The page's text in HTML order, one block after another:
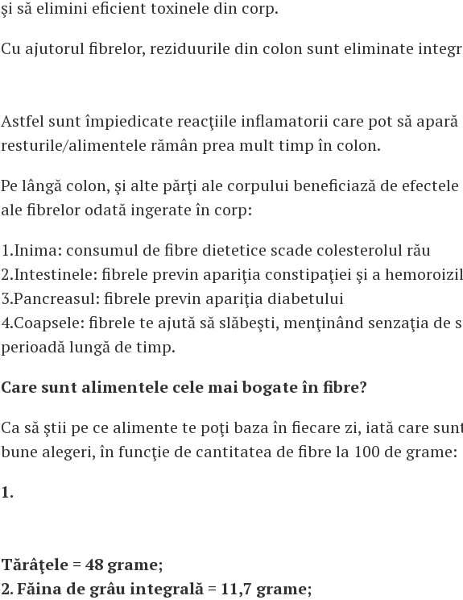
şi să elimini eficient toxinele din corp.
Cu ajutorul fibrelor, reziduurile din colon sunt eliminate
Astfel sunt împiedicate reacţiile inflamatorii care pot să
resturile/alimentele rămân prea mult timp în colon.
Pe lângă colon, şi alte părţi ale corpului beneficiază de
ale fibrelor odată ingerate în corp:
1.Inima: consumul de fibre dietetice scade colesterolul rău
2.Intestinele: fibrele previn apariţia constipaţiei şi a
3.Pancreasul: fibrele previn apariţia diabetului
4.Coapsele: fibrele te ajută să slăbeşti, menţinând senzaţia de
perioadă lungă de timp.
Care sunt alimentele cele mai bogate în fibre?
Ca să ştii pe ce alimente te poţi baza în fiecare zi, iată care
bune alegeri, în funcţie de cantitatea de fibre la 100 de grame:
1.
Tărâţele = 48 grame;
2. Făina de grâu integrală = 11,7 grame;